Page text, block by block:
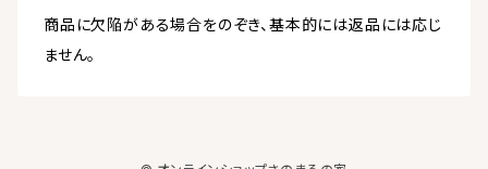
商品に欠陥がある場合をのぞき、基本的には返品には応じ
ません。